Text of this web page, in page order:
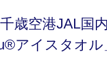
千歳空港JAL
アイスタオ